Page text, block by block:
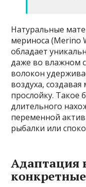
Натуральные
мериноса (Merino
обладает
даже во влажном
волокон
воздуха,
прослойку. Такое
длительного
переменной
рыбалки или
Адаптация